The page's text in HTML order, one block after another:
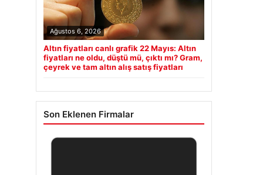
Ağustos 6, 2026
Altın fiyatları canlı grafik 22 Mayıs: Altın
fiyatları ne oldu, düştü mü, çıktı mı? Gram,
çeyrek ve tam altın alış satış fiyatları
Son Eklenen Firmalar